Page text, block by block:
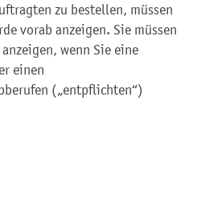
zu bestellen, müssen
vorab anzeigen. Sie müssen
wenn Sie eine
einen
(„entpflichten“)